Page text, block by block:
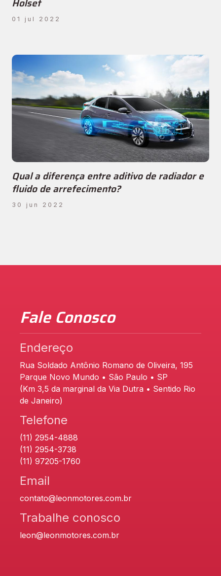
Holset
01 jul 2022
Qual a diferença entre aditivo de radiador e
fluido de arrefecimento?
30 jun 2022
Fale Conosco
Endereço
Rua Soldado Antônio Romano de Oliveira, 195
Parque Novo Mundo • São Paulo • SP
(Km 3,5 da marginal da Via Dutra • Sentido Rio
de Janeiro)
Telefone
(11) 2954-4888
(11) 2954-3738
(11) 97205-1760
Email
contato@leonmotores.com.br
Trabalhe conosco
leon@leonmotores.com.br